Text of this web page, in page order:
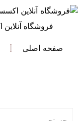
فروشگاه
صفحه اصلی